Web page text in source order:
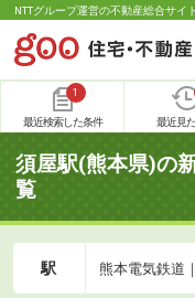
NTTグループ運営の不動産総合サイ
1
最近検索した条件 最近見
須屋駅(熊本県)の
覧
駅 熊本電気鉄道